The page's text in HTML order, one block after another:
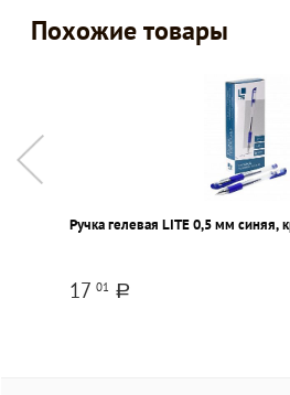
Похожие товары
Ручка гелевая LITE 0,5 мм синяя,
17 01 a